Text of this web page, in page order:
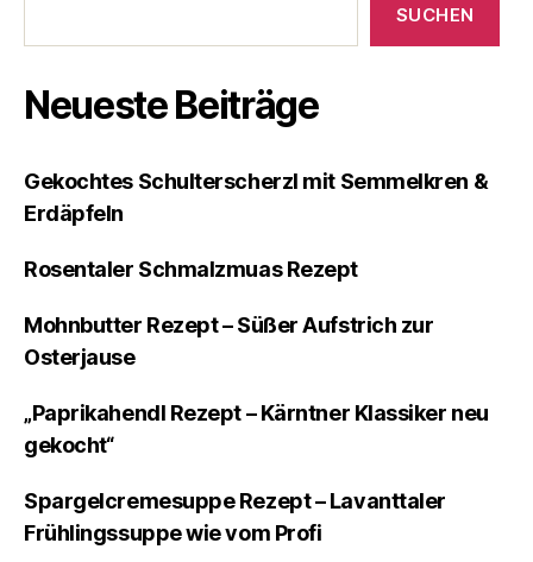
SUCHEN
Neueste Beiträge
Gekochtes Schulterscherzl mit Semmelkren &
Erdäpfeln
Rosentaler Schmalzmuas Rezept
Mohnbutter Rezept – Süßer Aufstrich zur
Osterjause
„Paprikahendl Rezept – Kärntner Klassiker neu
gekocht“
Spargelcremesuppe Rezept – Lavanttaler
Frühlingssuppe wie vom Profi